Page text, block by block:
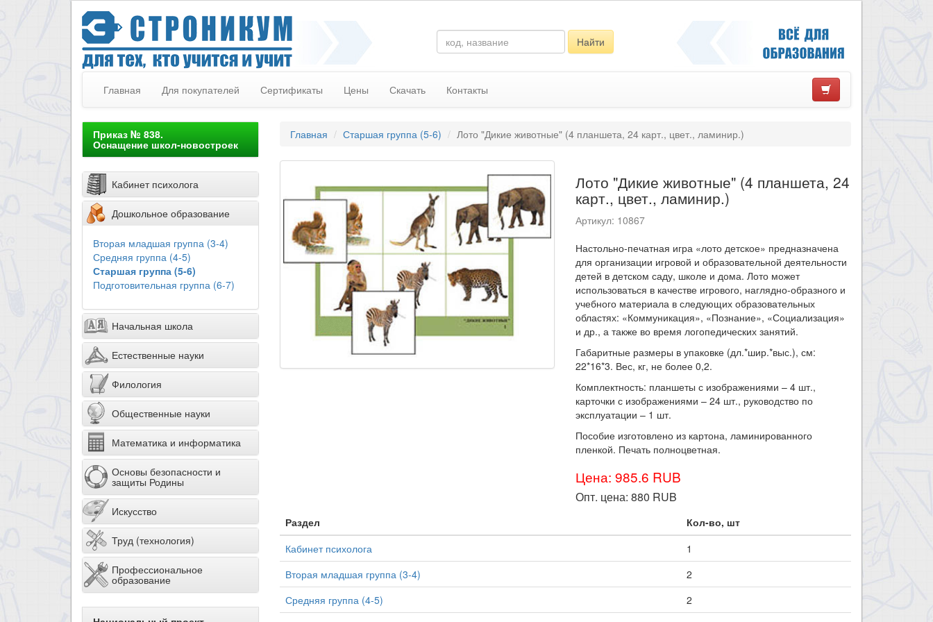
Найти
Главная Для покупателей Сертификаты Цены Скачать Контакты
Приказ № 838.
Оснащение школ-новостроек
Кабинет психолога
Дошкольное образование
Вторая младшая группа (3-4)
Средняя группа (4-5)
Старшая группа (5-6)
Подготовительная группа (6-7)
Начальная школа
Естественные науки
Филология
Общественные науки
Математика и информатика
Основы безопасности и
защиты Родины
Искусство
Труд (технология)
Профессиональное
образование
Главная Старшая группа (5-6) Лото "Дикие животные" (4 планшета, 24 карт., цвет., ламинир.)
Лото "Дикие животные" (4 планшета, 24
карт., цвет., ламинир.)
Артикул: 10867
Настольно-печатная игра «лото детское» предназначена
для организации игровой и образовательной деятельности
детей в детском саду, школе и дома. Лото может
использоваться в качестве игрового, наглядно-образного и
учебного материала в следующих образовательных
областях: «Коммуникация», «Познание», «Социализация»
и др., а также во время логопедических занятий.
Габаритные размеры в упаковке (дл.*шир.*выс.), см:
22*16*3. Вес, кг, не более 0,2.
Комплектность: планшеты с изображениями – 4 шт.,
карточки с изображениями – 24 шт., руководство по
эксплуатации – 1 шт.
Пособие изготовлено из картона, ламинированного
пленкой. Печать полноцветная.
Цена: 985.6 RUB
Опт. цена:880 RUB
Раздел
Кол-во, шт
Кабинет психолога
1
Вторая младшая группа (3-4)
2
Средняя группа (4-5)
2